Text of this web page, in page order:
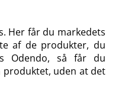
Her får du markedets
af de produkter, du
Odendo, så får du
produktet, uden at det